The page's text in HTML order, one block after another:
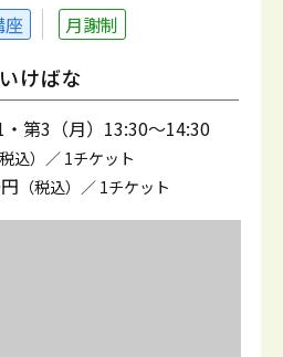
座 月謝制
けばな
・第3（月）13:30～14:30
税込）／ 1チケット
（税込）／ 1チケット